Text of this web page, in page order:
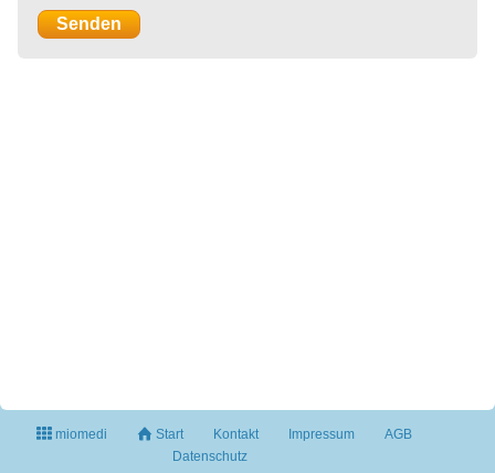
miomedi Start Kontakt Impressum
AGB
Datenschutz